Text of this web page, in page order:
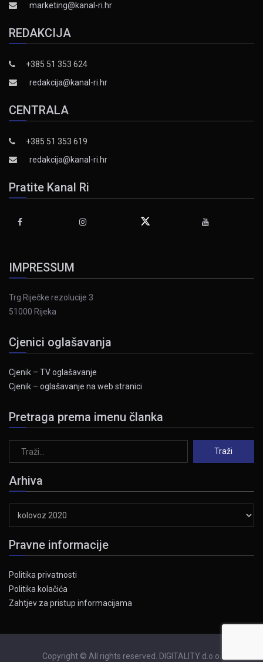
marketing@kanal-ri.hr
REDAKCIJA
+385 51 353 624
redakcija@kanal-ri.hr
CENTRALA
+385 51 353 619
redakcija@kanal-ri.hr
Pratite Kanal Ri
IMPRESSUM
Trg Riječke rezolucije 3
51000 Rijeka
Cjenici oglašavanja
Cjenik – TV oglašavanje
Cjenik – oglašavanje na web stranici
Pretraga prema imenu članka
Arhiva
Pravne informacije
Politika privatnosti
Politika kolačića
Zahtjev za pristup informacijama
Copyright © All rights reserved. DIGITALITY d.o.o.